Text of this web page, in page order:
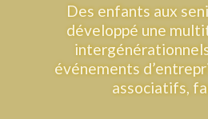
Des enfants aux
développé une
événements
associatifs,